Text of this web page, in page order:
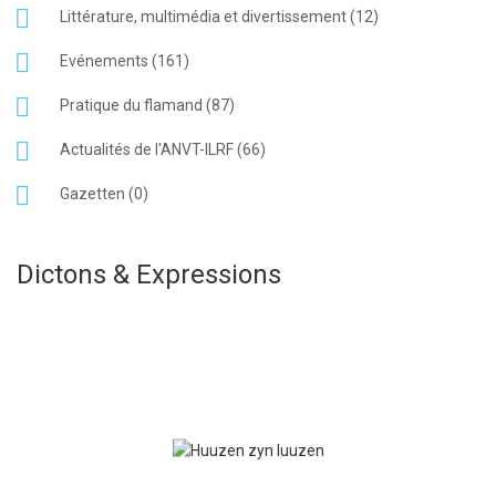
Littérature, multimédia et divertissement (12)
Evénements (161)
Pratique du flamand (87)
Actualités de l'ANVT-ILRF (66)
Gazetten (0)
Dictons & Expressions